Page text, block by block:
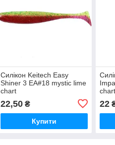
Силікон Keitech Easy
Shiner 3 EA#18 mystic lime
chart
22,50₴
Купити
22